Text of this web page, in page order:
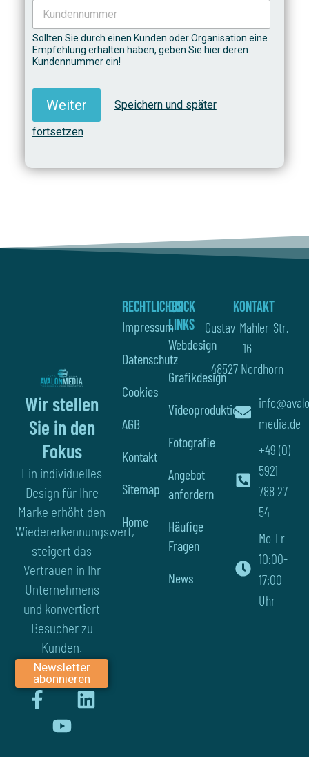
Sollten Sie durch einen Kunden oder Organisation eine
Empfehlung erhalten haben, geben Sie hier deren
Kundennummer ein!
Weiter Speichern und später
fortsetzen
Wir stellen
Sie in den
Fokus
Ein individuelles
Design für Ihre
Marke erhöht den
Wiedererkennungswert,
steigert das
Vertrauen in Ihr
Unternehmens
und konvertiert
Besucher zu
Kunden.
Newsletter
abonnieren
F
a
L
i
o
u
Quick
Links
Webdesign
Grafikdesign
Videoproduktion
Fotografie
Angebot
anfordern
Häufige
Fragen
News
Rechtliches
Impressum
Datenschutz
Cookies
AGB
Kontakt
Sitemap
Home
Kontakt
Gustav-Mahler-Str.
16
48527 Nordhorn
media.de
+49 (0)
5921 -
788 27
54
Mo-Fr
10:00-
17:00
Uhr